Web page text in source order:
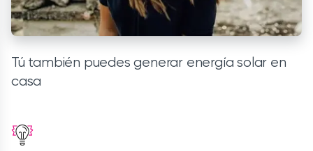
Tú también puedes generar energía solar en
casa